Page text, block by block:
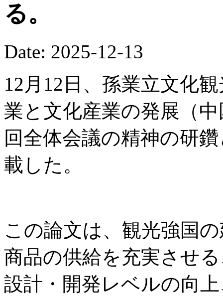
る。
Date: 2025-12-13
12月12日、孫業立文化
業と文化産業の発展（
回全体会議の精神の研
載した。
この論文は、観光強国
商品の供給を充実させ
設計・開発レベルの向